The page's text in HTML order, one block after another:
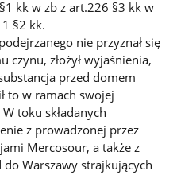
kk w zb z art.226 §3 kk w
§2 kk.
nie przyznał się
czynu, złożył wyjaśnienia,
przed domem
to w ramach swojej
toku składanych
z prowadzonej przez
Mercosour, a także z
Warszawy strajkujących